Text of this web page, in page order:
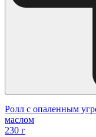
Ролл с опаленным
маслом
230 г